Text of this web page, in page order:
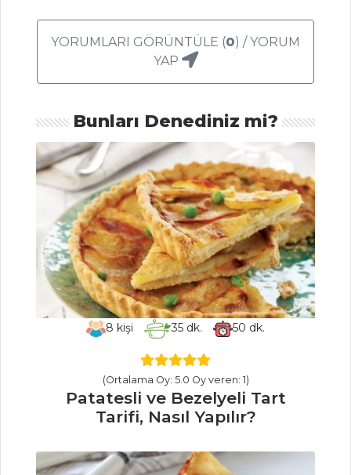
PASTA VE
TATLILAR
Kek Tarifi, Nasıl
Üzümlü Muffin
Tarifi, Nasıl Yapılır?
Klasik Çikolatalı
Kek Tarifi, Nasıl
Yapılır?
Pasta ve Tatlılar
Tüm Tarifleri
Kırmızı
Mercimekli ve
Kavurmalı Çorba
Maraş Usulü
YORUMLARI GÖRÜNTÜLE (0) / YORUM
YAP
Bunları Denediniz mi?
8 kişi 35dk. 50 dk.
(Ortalama Oy: 5.0 Oy veren: 1)
Patatesli ve Bezelyeli Tart
Tarifi, Nasıl Yapılır?